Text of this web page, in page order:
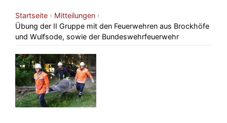
Startseite › Mitteilungen ›
Übung der II Gruppe mit den Feuerwehren aus Brockhöfe
und Wulfsode, sowie der Bundeswehrfeuerwehr